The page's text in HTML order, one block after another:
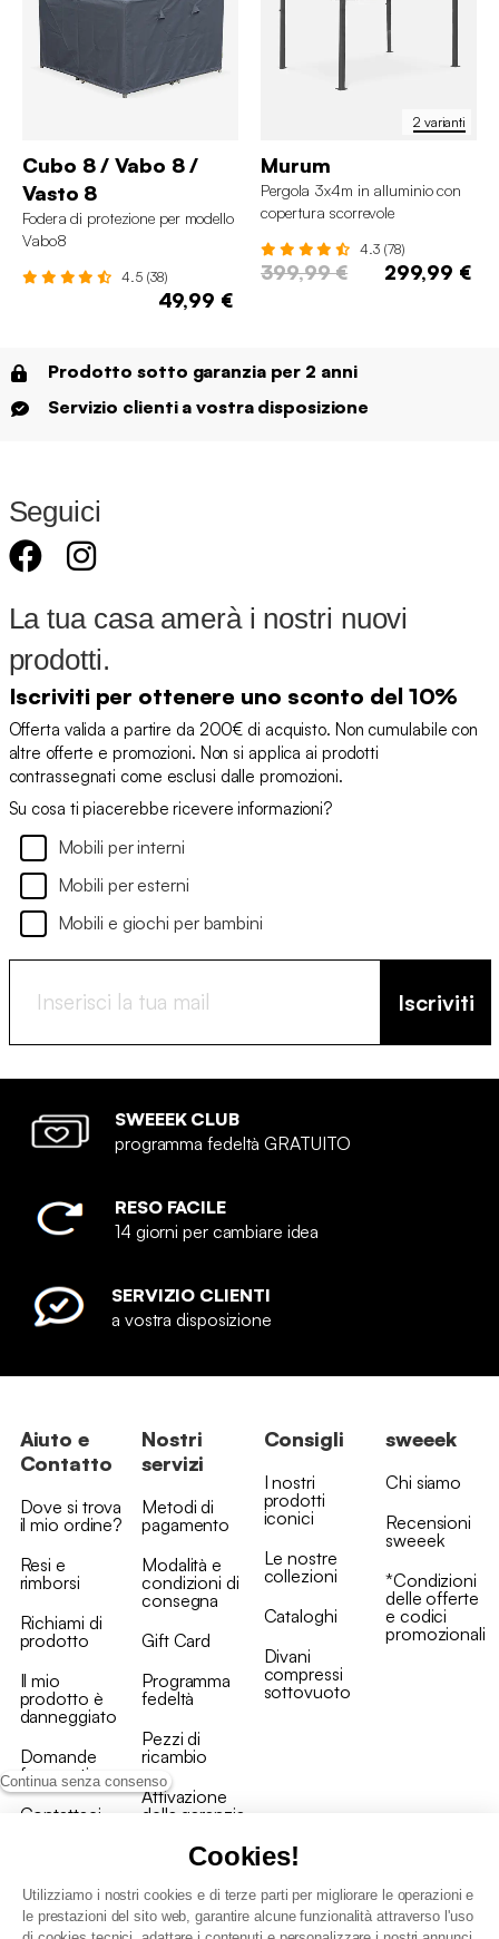
Continua senza consenso
Cookies!
Utilizziamo i nostri cookies e di terze parti per migliorare le operazioni e
le prestazioni del sito web, garantire alcune funzionalità attraverso l'uso
Cubo 8 / Vabo 8 /
Vasto 8
Fodera di protezione per modello
Vabo8
4.5 (38)
49,99 €
2 varianti
Murum
Pergola 3x4m in alluminio con
copertura scorrevole
4.3 (78)
399,99 € 299,99 €
Prodotto sotto garanzia per 2 anni
Servizio clienti a vostra disposizione
Seguici
La tua casa amerà i nostri nuovi
prodotti.
Iscriviti per ottenere uno sconto del 10%
Offerta valida a partire da 200€ di acquisto. Non cumulabile con
altre offerte e promozioni. Non si applica ai prodotti
contrassegnati come esclusi dalle promozioni.
Su cosa ti piacerebbe ricevere informazioni?
Mobili per interni
Mobili per esterni
Mobili e giochi per bambini
Iscriviti
SWEEEK CLUB
programma fedeltà GRATUITO
RESO FACILE
14 giorni per cambiare idea
SERVIZIO CLIENTI
a vostra disposizione
Aiuto e
Contatto
Dove si trova
il mio ordine?
Resi e
rimborsi
Richiami di
prodotto
Il mio
prodotto è
danneggiato
Domande
frequenti
Contattaci
Nostri
servizi
Metodi di
pagamento
Modalità e
condizioni di
consegna
Gift Card
Programma
fedeltà
Pezzi di
ricambio
Attivazione
della garanzia
Consigli
I nostri
prodotti
iconici
Le nostre
collezioni
Cataloghi
Divani
compressi
sottovuoto
sweeek
Chi siamo
Recensioni
sweeek
*Condizioni
delle offerte
e codici
promozionali